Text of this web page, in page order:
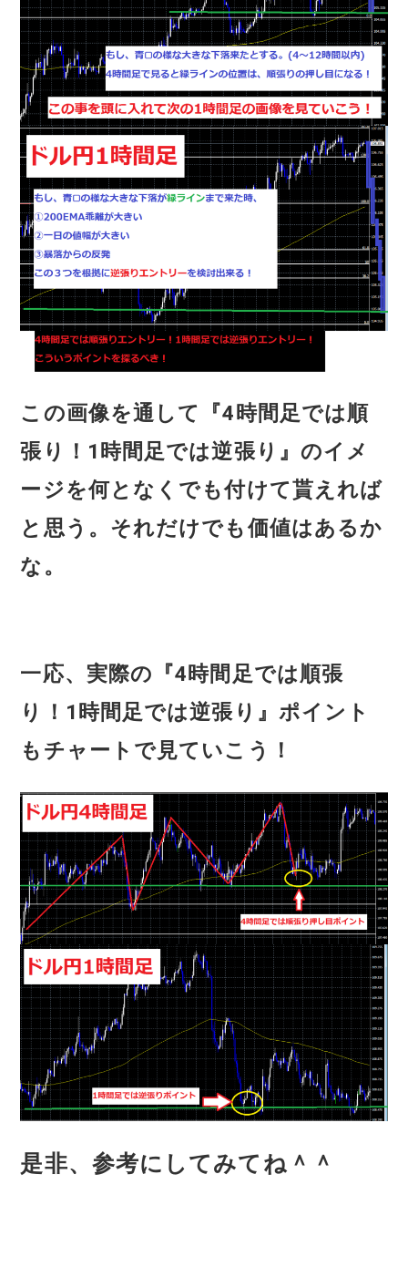
この画像を通して『4時間足では順
張り！1時間足では逆張り』のイメ
ージを何となくでも付けて貰えれば
と思う。それだけでも価値はあるか
な。
一応、実際の『4時間足では順張
り！1時間足では逆張り』ポイント
もチャートで見ていこう！
是非、参考にしてみてね＾＾